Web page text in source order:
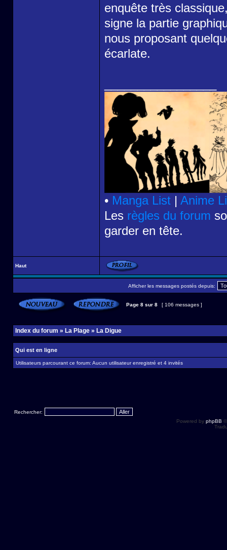
enquête très
signe la partie
nous proposant
écarlate.
• Manga List | Anime
Les règles du forum
garder en tête.
Haut
Afficher les messages postés depuis:
Page 8 sur 8 [ 106 messages ]
Index du forum » La Plage » La Digue
Qui est en ligne
Utilisateurs parcourant ce forum: Aucun utilisateur enregistré et 4 invités
Rechercher:
Powered by phpBB